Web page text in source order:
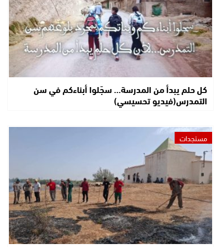
كل حلم يبدأ من المدرسة… سجّلوا أبناءكم في سن
التمدرس(فيديو تحسيسي)
مستجدات